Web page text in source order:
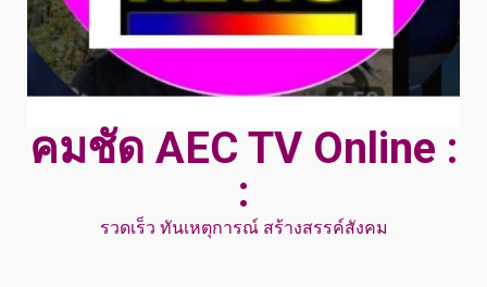
คมชัด AEC TV Online :
:
รวดเร็ว ทันเหตุการณ์ สร้างสรรค์สังคม